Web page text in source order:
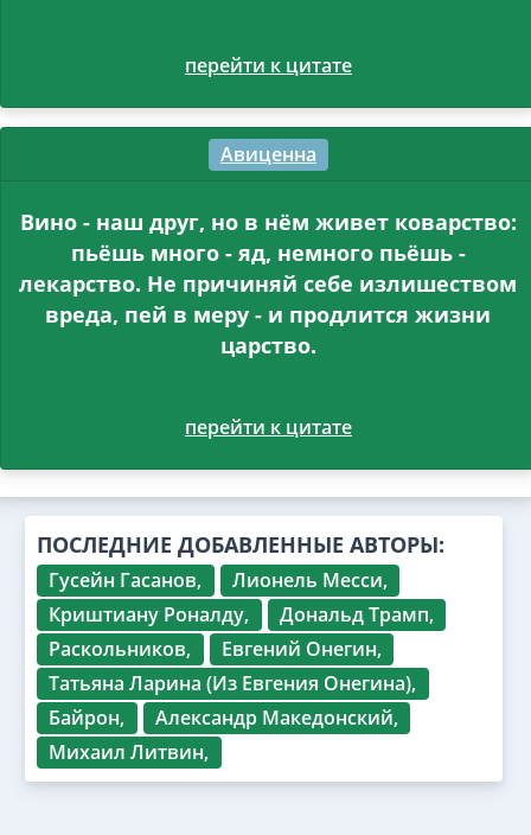
перейти к цитате
Авиценна
Вино - наш друг, но в нём живет коварство:
пьёшь много - яд, немного пьёшь -
лекарство. Не причиняй себе излишеством
вреда, пей в меру - и продлится жизни
царство.
перейти к цитате
ПОСЛЕДНИЕ ДОБАВЛЕННЫЕ АВТОРЫ:
Гусейн Гасанов,
Лионель Месси,
Криштиану Роналду,
Дональд Трамп,
Раскольников,
Евгений Онегин,
Татьяна Ларина (Из Евгения Онегина),
Байрон,
Александр Македонский,
Михаил Литвин,